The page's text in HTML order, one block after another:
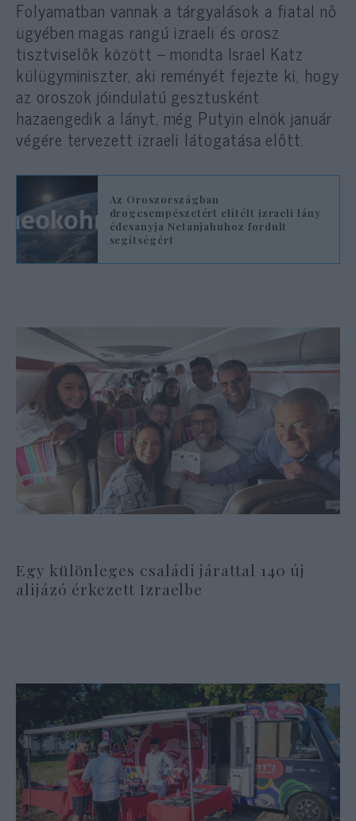
Folyamatban vannak a tárgyalások a fiatal nő
ügyében magas rangú izraeli és orosz
tisztviselők között – mondta Israel Katz
külügyminiszter, aki reményét fejezte ki, hogy
az oroszok jóindulatú gesztusként
hazaengedik a lányt, még Putyin elnök január
végére tervezett izraeli látogatása előtt.
Az Oroszországban
drogcsempészetért elítélt izraeli lány
édesanyja Netanjahuhoz fordult
segítségért
Egy különleges családi járattal 140 új
alijázó érkezett Izraelbe